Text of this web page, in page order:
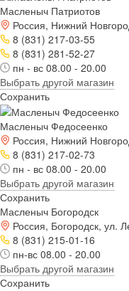
Масленыч Патриотов
Россия, Нижний
8 (831) 217-03-55
8 (831) 281-52-27
пн - вс 08.00 - 20.00
Выбрать другой магазин
Сохранить
Масленыч Федосеенко
Россия, Нижний
8 (831) 217-02-73
пн - вс 08.00 - 20.00
Выбрать другой магазин
Сохранить
Масленыч Богородск
Россия, Богородск, ул.
8 (831) 215-01-16
пн-вс 08.00 - 20.00
Выбрать другой магазин
Сохранить